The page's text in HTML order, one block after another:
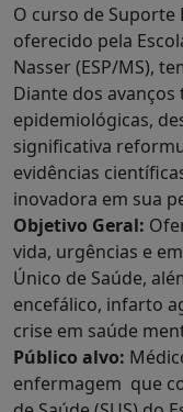
O curso de Suporte
oferecido pela
Nasser (ESP/MS),
Diante dos
epidemiológicas,
significativa
evidências
inovadora em sua
Objetivo Geral:
vida, urgências e
Único de Saúde,
encefálico, infarto
crise em saúde
Público alvo:
enfermagem que